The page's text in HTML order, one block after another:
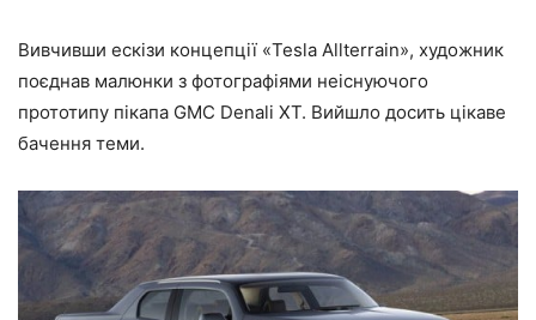
Вивчивши ескізи концепції «Tesla Allterrain», художник
поєднав малюнки з фотографіями неіснуючого
прототипу пікапа GMC Denali XT. Вийшло досить цікаве
бачення теми.